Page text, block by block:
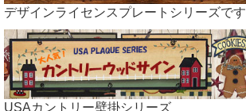
デザインライセンスプレートシリーズです
USAカントリー壁掛シリーズ